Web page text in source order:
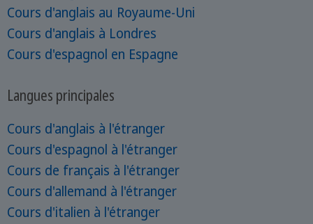
Cours d'anglais au Royaume-Uni
Cours d'anglais à Londres
Cours d'espagnol en Espagne
Langues principales
Cours d'anglais à l'étranger
Cours d'espagnol à l'étranger
Cours de français à l'étranger
Cours d'allemand à l'étranger
Cours d'italien à l'étranger